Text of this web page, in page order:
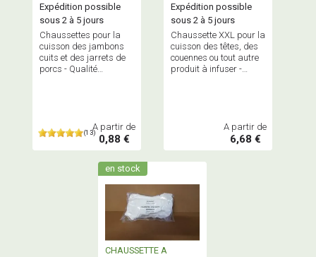
Expédition possible
sous 2 à 5 jours
Chaussettes pour la
cuisson des jambons
cuits et des jarrets de
porcs - Qualité
(13)
A partir de
0,88 €
Expédition possible
sous 2 à 5 jours
Chaussette XXL pour la
cuisson des têtes, des
couennes ou tout autre
produit à infuser -
A partir de
6,68 €
en stock
CHAUSSETTE A